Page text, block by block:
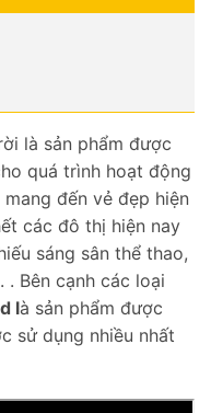
là sản phẩm được
quá trình hoạt động
đến vẻ đẹp hiện
các đô thị hiện nay
sáng sân thể thao,
. Bên cạnh các loại
là sản phẩm được
sử dụng nhiều nhất